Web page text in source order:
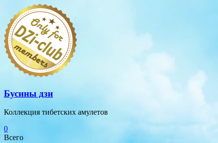
Перейти
содержимому
Бусины дзи
Коллекция тибетских амулетов
0
Всего